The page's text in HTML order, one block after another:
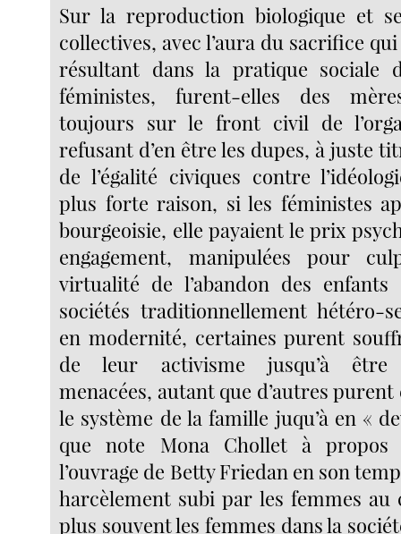
Sur la reproduction biologique et
collectives, avec l’aura du sacrifice
résultant dans la pratique sociale
féministes, furent-elles des
toujours sur le front civil de
refusant d’en être les dupes, à juste
de l’égalité civiques contre
plus forte raison, si les féministes
bourgeoisie, elle payaient le prix
engagement, manipulées pour
virtualité de l’abandon des enfants
sociétés traditionnellement hétéro-
en modernité, certaines purent
de leur activisme jusqu’à être
menacées, autant que d’autres
le système de la famille juqu’à en «
que note Mona Chollet à propos
l’ouvrage de Betty Friedan en son
harcèlement subi par les femmes au
plus souvent les femmes dans la